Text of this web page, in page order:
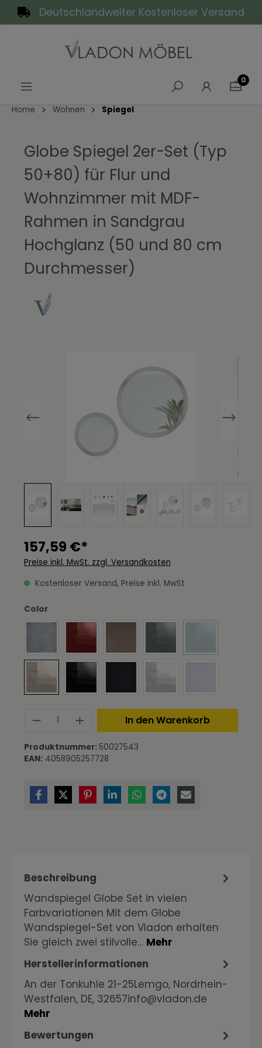
springenDeutschlandweiter Kostenloser Versand
0
Home Wohnen Spiegel
Globe Spiegel 2er-Set (Typ
50+80) für Flur und
Wohnzimmer mit MDF-
Rahmen in Sandgrau
Hochglanz (50 und 80 cm
Durchmesser)
157,59 €*
Preise inkl. MwSt. zzgl. Versandkosten
Kostenloser Versand, Preise inkl. MwSt
Colorauswählen
Produkt Anzahl: Gib den
In den Warenkorb
Produktnummer: 50027543
EAN: 4058905257728
Beschreibung
Wandspiegel Globe Set in vielen
Farbvariationen Mit dem Globe
Wandspiegel-Set von Vladon erhalten
Sie gleich zwei stilvolle… Mehr
Herstellerinformationen
An der Tonkuhle 21-25Lemgo, Nordrhein-
Westfalen, DE, 32657info@vladon.de
Mehr
Bewertungen